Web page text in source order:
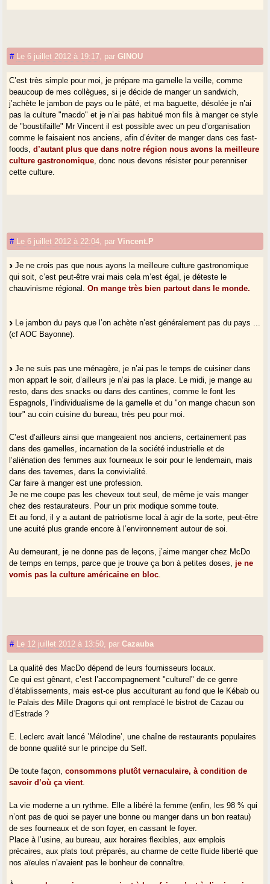
# Le 6 juillet 2012 à 19:17 parGINOU
C’est très simple pour moi, je prépare ma gamelle la veille, comme
beaucoup de mes collègues, si je décide de manger un sandwich,
j’achète le jambon de pays ou le pâté, et ma baguette, désolée je n’ai
pas la culture "macdo" et je n’ai pas habitué mon fils à manger ce style
de "boustifaille" Mr Vincent il est possible avec un peu d’organisation
comme le faisaient nos anciens, afin d’éviter de manger dans ces fast-
foods,d’autant plus que dans notre région nous avons la meilleure
culture gastronomique , donc nous devons résister pour perenniser
cette culture.
# Le 6 juillet 2012 à 22:04 parVincent.P
Je ne crois pas que nous ayons la meilleure culture gastronomique
qui soit, c’est peut-être vrai mais cela m’est égal, je déteste le
chauvinisme régional.On mange très bien partout dans le monde.
Le jambon du pays que l’on achète n’est généralement pas du pays ...
(cf AOC Bayonne).
Je ne suis pas une ménagère, je n’ai pas le temps de cuisiner dans
mon appart le soir, d’ailleurs je n’ai pas la place. Le midi, je mange au
resto, dans des snacks ou dans des cantines, comme le font les
Espagnols, l’individualisme de la gamelle et du "on mange chacun son
tour" au coin cuisine du bureau, très peu pour moi.
C’est d’ailleurs ainsi que mangeaient nos anciens, certainement pas
dans des gamelles, incarnation de la société industrielle et de
l’aliénation des femmes aux fourneaux le soir pour le lendemain, mais
dans des tavernes, dans la convivialité.
Car faire à manger est une profession.
Je ne me coupe pas les cheveux tout seul, de même je vais manger
chez des restaurateurs. Pour un prix modique somme toute.
Et au fond, il y a autant de patriotisme local à agir de la sorte, peut-être
une acuité plus grande encore à l’environnement autour de soi.
Au demeurant, je ne donne pas de leçons, j’aime manger chez McDo
de temps en temps, parce que je trouve ça bon à petites doses, je ne
vomis pas la culture américaine en bloc
# Le 12 juillet 2012 à 13:50 parCazauba
La qualité des MacDo dépend de leurs fournisseurs locaux.
Ce qui est gênant, c’est l’accompagnement "culturel" de ce genre
d’établissements, mais est-ce plus acculturant au fond que le Kébab ou
le Palais des Mille Dragons qui ont remplacé le bistrot de Cazau ou
d’Estrade ?
E. Leclerc avait lancé ’Mélodine’, une chaîne de restaurants populaires
de bonne qualité sur le principe du Self.
De toute façon,consommons plutôt vernaculaire, à condition de
savoir d’où ça vient.
La vie moderne a un rythme. Elle a libéré la femme (enfin, les 98 % qui
n’ont pas de quoi se payer une bonne ou manger dans un bon reatau)
de ses fourneaux et de son foyer, en cassant le foyer.
Place à l’usine, au bureau, aux horaires flexibles, aux emplois
précaires, aux plats tout préparés, au charme de cette fluide liberté que
nos aïeules n’avaient pas le bonheur de connaître.